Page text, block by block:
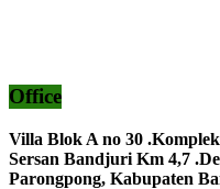
Office
Villa Blok A no 30
Sersan Bandjuri Km 4,7
Parongpong, Kabupaten